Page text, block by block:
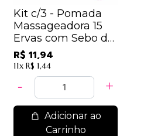
Kit c/3 - Pomada
Massageadora 15
Ervas com Sebo de
Carneiro Soul
Cosméticos
R$ 11,94
11x R$ 1,44
Adicionar ao
Carrinho